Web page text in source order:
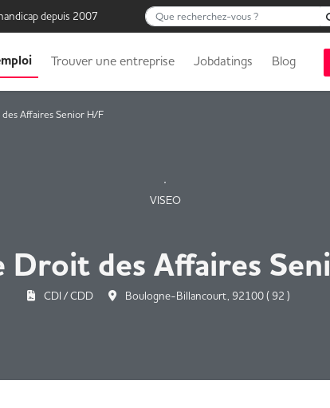
depuis 2007 Que recherchez-vous ?
Trouver une entreprise Jobdatings Blog
Affaires Senior H/F
VISEO
Droit des Affaires
CDI / CDD Boulogne-Billancourt, 92100 ( 92 )